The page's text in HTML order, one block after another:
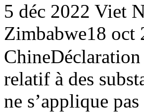
5 déc 2022 Viet
Zimbabwe18 oct
ChineDéclaration
relatif à des
ne s’applique